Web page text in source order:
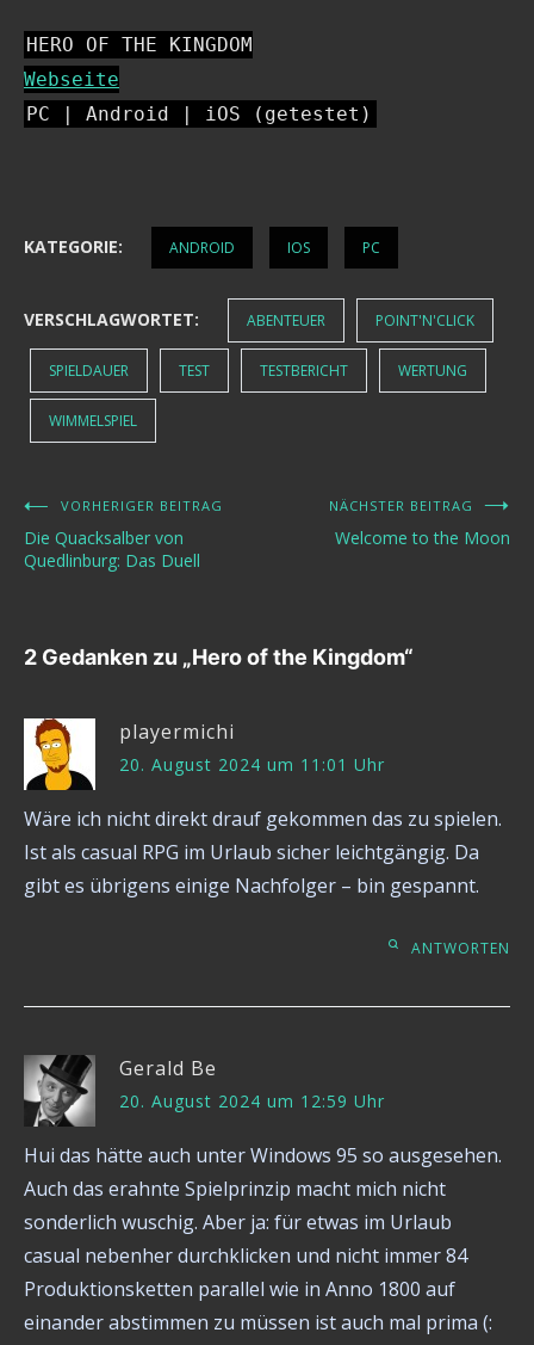
HERO OF THE KINGDOM
Webseite
PC | Android | iOS (getestet)
KATEGORIE: ANDROID IOS PC
VERSCHLAGWORTET: ABENTEUER POINT'N'CLICK
SPIELDAUER TEST TESTBERICHT WERTUNG
WIMMELSPIEL
Beitragsnavigation
VORHERIGER BEITRAG
Die Quacksalber von
Quedlinburg: Das Duell
NÄCHSTER BEITRAG
Welcome to the Moon
2 Gedanken zu „Hero of the Kingdom“
playermichi
20. August 2024 um 11:01 Uhr
Wäre ich nicht direkt drauf gekommen das zu spielen.
Ist als casual RPG im Urlaub sicher leichtgängig. Da
gibt es übrigens einige Nachfolger – bin gespannt.
ANTWORTEN
Gerald Be
20. August 2024 um 12:59 Uhr
Hui das hätte auch unter Windows 95 so ausgesehen.
Auch das erahnte Spielprinzip macht mich nicht
sonderlich wuschig. Aber ja: für etwas im Urlaub
casual nebenher durchklicken und nicht immer 84
Produktionsketten parallel wie in Anno 1800 auf
einander abstimmen zu müssen ist auch mal prima (: